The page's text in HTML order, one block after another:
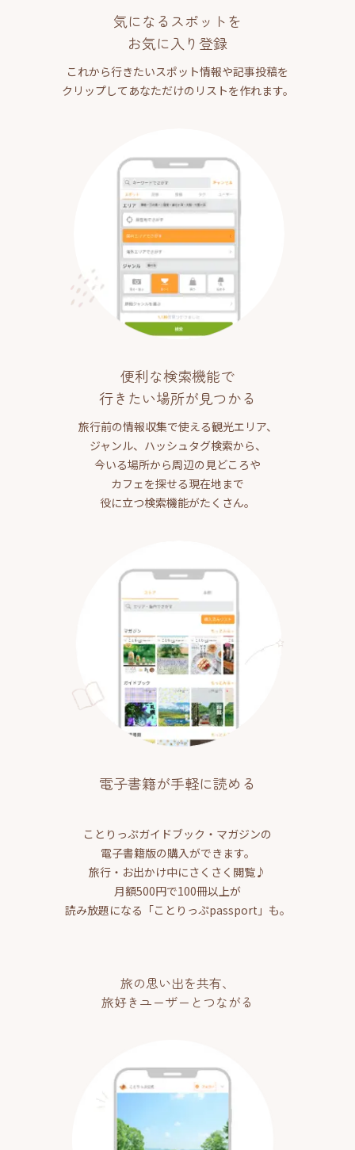
気になるスポットを
お気に入り登録
これから行きたいスポット情報や記事投稿を
クリップしてあなただけのリストを作れます。
便利な検索機能で
行きたい場所が見つかる
旅行前の情報収集で使える観光エリア、
ジャンル、ハッシュタグ検索から、
今いる場所から周辺の見どころや
カフェを探せる現在地まで
役に立つ検索機能がたくさん。
電子書籍が手軽に読める
ことりっぷガイドブック・マガジンの
電子書籍版の購入ができます。
旅行・お出かけ中にさくさく閲覧♪
月額500円で100冊以上が
読み放題になる「ことりっぷpassport」も。
旅の思い出を共有、
旅好きユーザーとつながる